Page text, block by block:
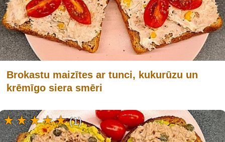
Brokastu maizītes ar tunci, kukurūzu un
krēmīgo siera smēri
(1)